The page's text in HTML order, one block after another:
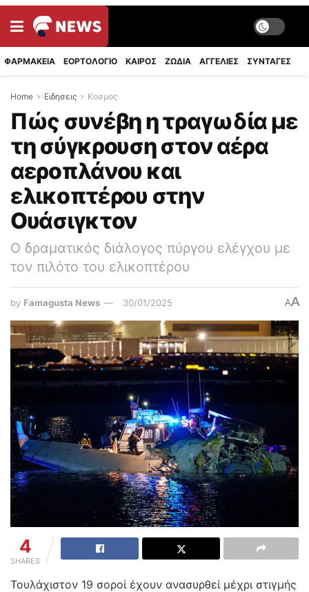
ΦΑΡΜΑΚΕΙΑ ΕΟΡΤΟΛΟΓΙΟ ΚΑΙΡΟΣ ΖΩΔΙΑ ΑΓΓΕΛΙΕΣ ΣΥΝΤΑΓΈΣ
Home Ειδησεις Κοσμος
Πώς συνέβη η τραγωδία με
τη σύγκρουση στον αέρα
αεροπλάνου και
ελικοπτέρου στην
Ουάσιγκτον
Ο δραματικός διάλογος πύργου ελέγχου με
τον πιλότο του ελικοπτέρου
by Famagusta News 30/01/2025 AA
4
SHARES
Τουλάχιστον 19 σοροί έχουν ανασυρθεί μέχρι στιγμής